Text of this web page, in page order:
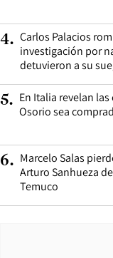
4. Carlos Palacios
investigación por
detuvieron a su
5. En Italia revelan
Osorio sea
6. Marcelo Salas
Arturo Sanhueza
Temuco